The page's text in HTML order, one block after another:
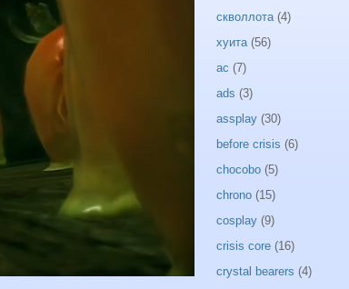
скволлота (4)
хуита (56)
ac (7)
ads (3)
assplay (30)
before crisis (6)
chocobo (5)
chrono (15)
cosplay (9)
crisis core (16)
crystal bearers (4)